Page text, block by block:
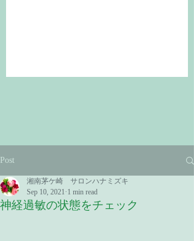
Post
神経過敏の状態をチェック
湘南茅ケ崎 サロンハナミズキ
Sep 10, 2021 1 min read